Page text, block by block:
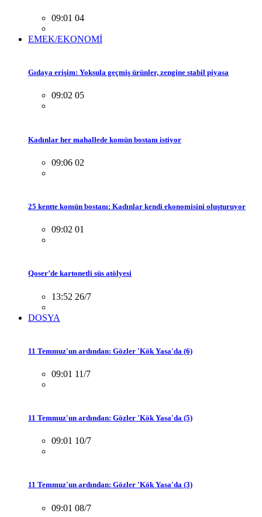
09:01 04
EMEK/EKONOMİ
Gıdaya erişim: Yoksula geçmiş ürünler, zengine stabil piyasa
09:02 05
Kadınlar her mahallede komün bostanı istiyor
09:06 02
25 kentte komün bostanı: Kadınlar kendi ekonomisini oluşturuyor
09:02 01
Qoser’de kartonetli süs atölyesi
13:52 26/7
DOSYA
11 Temmuz'un ardından: Gözler 'Kök Yasa'da (6)
09:01 11/7
11 Temmuz'un ardından: Gözler 'Kök Yasa'da (5)
09:01 10/7
11 Temmuz'un ardından: Gözler 'Kök Yasa'da (3)
09:01 08/7